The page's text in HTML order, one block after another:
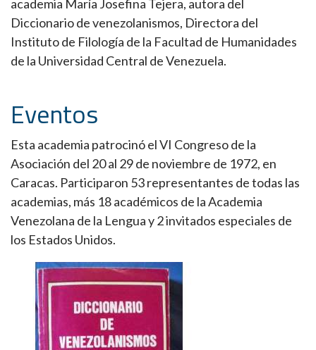
academia María Josefina Tejera, autora del
Diccionario de venezolanismos, Directora del
Instituto de Filología de la Facultad de Humanidades
de la Universidad Central de Venezuela.
Eventos
Esta academia patrocinó el VI Congreso de la
Asociación del 20 al 29 de noviembre de 1972, en
Caracas. Participaron 53 representantes de todas las
academias, más 18 académicos de la Academia
Venezolana de la Lengua y 2 invitados especiales de
los Estados Unidos.